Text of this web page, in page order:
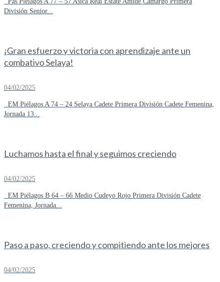
División Senior...
¡Gran esfuerzo y victoria con aprendizaje ante un
combativo Selaya!
04/02/2025
EM Piélagos A 74 – 24 Selaya Cadete Primera División Cadete Femenina,
Jornada 13...
Luchamos hasta el final y seguimos creciendo
04/02/2025
EM Piélagos B 64 – 66 Medio Cudeyo Rojo Primera División Cadete
Femenina, Jornada...
Paso a paso, creciendo y compitiendo ante los mejores
04/02/2025